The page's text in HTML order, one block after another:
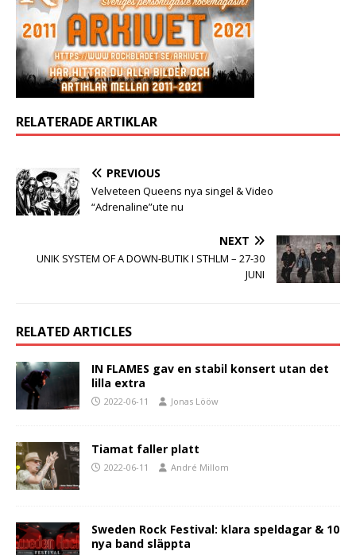
RELATERADE ARTIKLAR
PREVIOUS
Velveteen Queens nya singel & Video
“Adrenaline”ute nu
NEXT
UNIK SYSTEM OF A DOWN-BUTIK I STHLM – 27-30
JUNI
RELATED ARTICLES
IN FLAMES gav en stabil konsert utan det
lilla extra
2022-06-11 Jonas Lööw
Tiamat faller platt
2022-06-11 André Millom
Sweden Rock Festival: klara speldagar & 10
nya band släppta